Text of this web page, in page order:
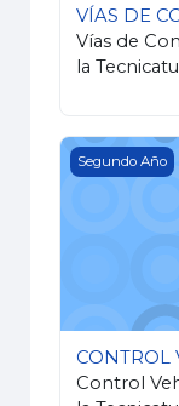
VÍAS DE
Vías de
la
CONTROL
Segundo Año
CONTROL
Control